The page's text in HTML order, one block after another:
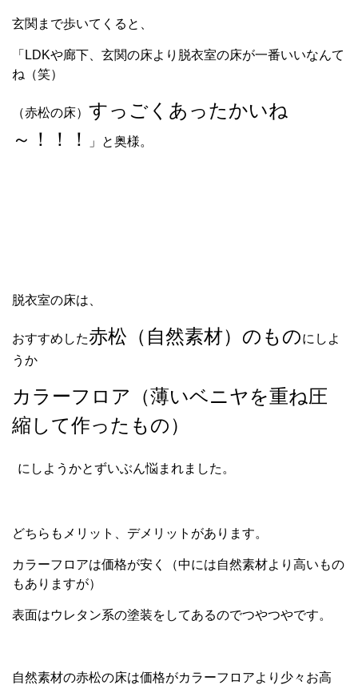
玄関まで歩いてくると、
「LDKや廊下、玄関の床より脱衣室の床が一番いいなんて
ね（笑）
（赤松の床） すっごくあったかいね
～！！！
」と奥様。
脱衣室の床は、
おすすめした赤松（自然素材）のものにしよ
うか
カラーフロア（薄いベニヤを重ね圧
縮して作ったもの）
に しようかとずいぶん悩まれました。
どちらもメリット、デメリットがあります。
カラーフロアは価格が安く（中には自然素材より高いもの
もありますが）
表面はウレタン系の塗装をしてあるのでつやつやです。
自然素材の赤松の床は価格がカラーフロアより少々お高